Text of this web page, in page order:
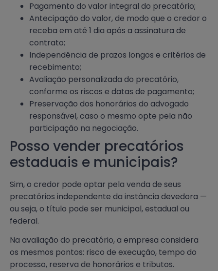
Pagamento do valor integral do precatório;
Antecipação do valor, de modo que o credor o
receba em até 1 dia após a assinatura de
contrato;
Independência de prazos longos e critérios de
recebimento;
Avaliação personalizada do precatório,
conforme os riscos e datas de pagamento;
Preservação dos honorários do advogado
responsável, caso o mesmo opte pela não
participação na negociação.
Posso vender precatórios
estaduais e municipais?
Sim, o credor pode optar pela venda de seus
precatórios independente da instância devedora —
ou seja, o título pode ser municipal, estadual ou
federal.
Na avaliação do precatório, a empresa considera
os mesmos pontos: risco de execução, tempo do
processo, reserva de honorários e tributos.